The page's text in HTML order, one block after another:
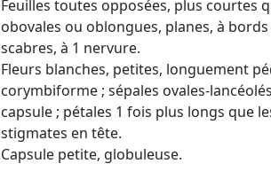
Feuilles toutes opposées, plus courtes
obovales ou oblongues, planes, à
scabres, à 1 nervure.
Fleurs blanches, petites, longuement
corymbiforme ; sépales ovales-
capsule ; pétales 1 fois plus longs que
stigmates en tête.
Capsule petite, globuleuse.